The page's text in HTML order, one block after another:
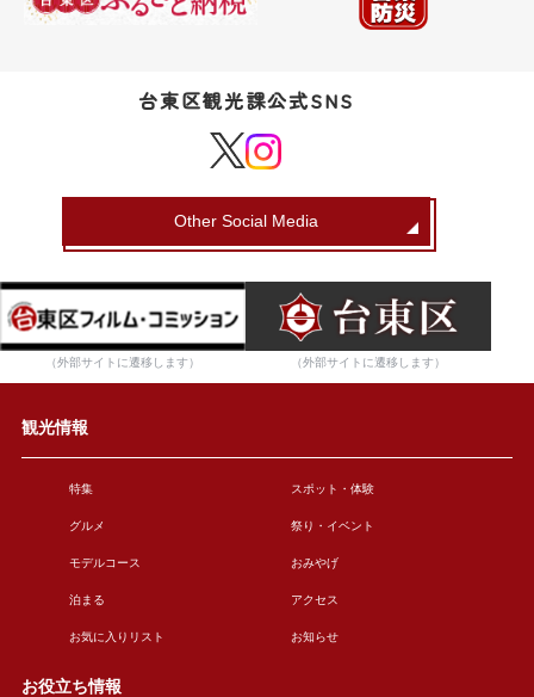
台東区観光課公式SNS
Other Social Media
（外部サイトに遷移します） （外部サイトに遷移します）
観光情報
特集 スポット・体験
グルメ 祭り・イベント
モデルコース おみやげ
泊まる アクセス
お気に入りリスト お知らせ
お役立ち情報